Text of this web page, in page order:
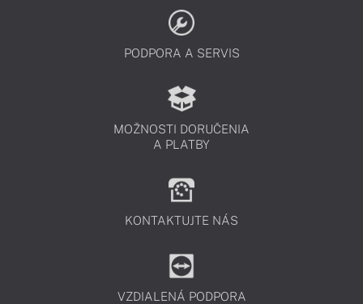
PODPORA A SERVIS
MOŽNOSTI DORUČENIA
A PLATBY
KONTAKTUJTE NÁS
VZDIALENÁ PODPORA